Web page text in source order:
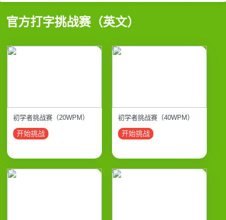
官方打字挑战赛（英文）
初学者挑战赛（20WPM）
开始挑战
初学者挑战赛（40WPM）
开始挑战